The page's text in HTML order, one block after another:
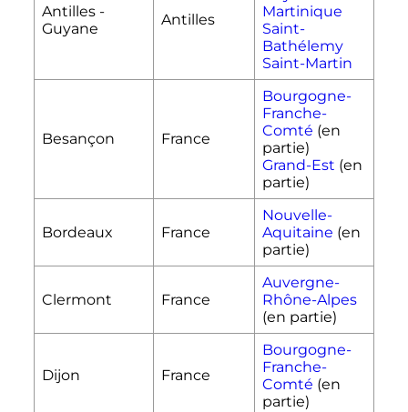
Antilles -
Guyane
Antilles
Martinique
Saint-
Bathélemy
Saint-Martin
Besançon France
Bourgogne-
Franche-
Comté (en
partie)
Grand-Est (en
partie)
Bordeaux France
Nouvelle-
Aquitaine (en
partie)
Clermont France
Auvergne-
Rhône-Alpes
(en partie)
Dijon France
Bourgogne-
Franche-
Comté (en
partie)